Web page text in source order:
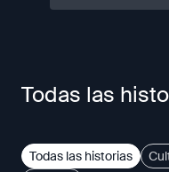
Todas las
Todas las historias